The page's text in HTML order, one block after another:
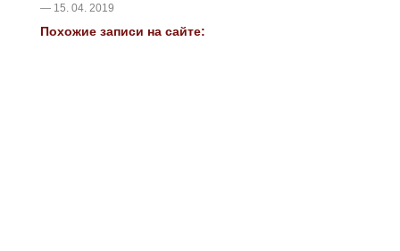
— 15. 04. 2019
Похожие записи на сайте: